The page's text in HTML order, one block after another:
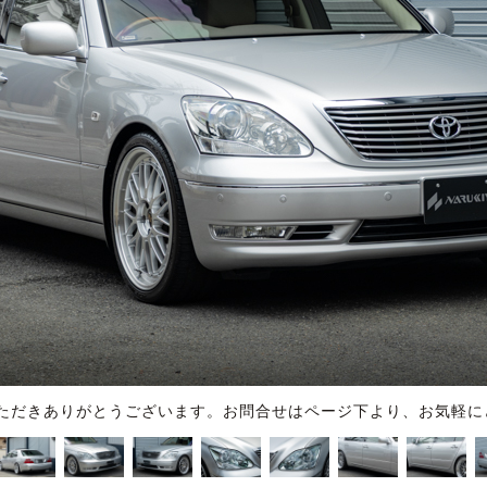
だきありがとうございます。お問合せはページ下より、お気軽